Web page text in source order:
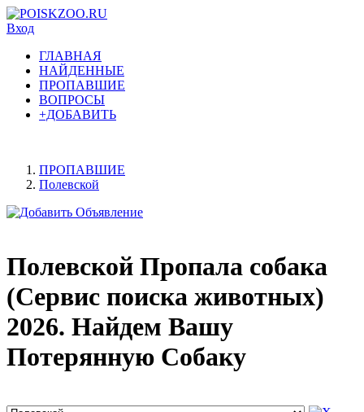
Вход
ГЛАВНАЯ
НАЙДЕННЫЕ
ПРОПАВШИЕ
ВОПРОСЫ
+ДОБАВИТЬ
ПРОПАВШИЕ
Полевской
Полевской Пропала собака
(Сервис поиска животных)
2026. Найдем Вашу
Потерянную Собаку